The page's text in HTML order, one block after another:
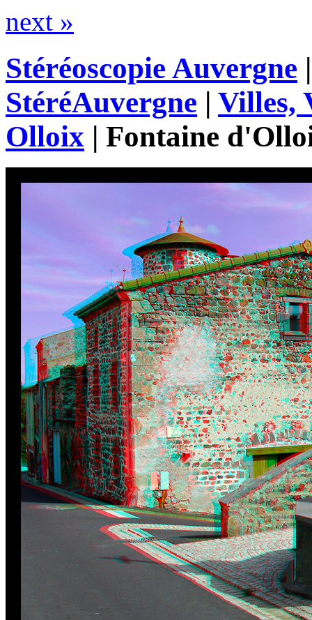
next »
Stéréoscopie Auvergne
StéréAuvergne | Villes,
Olloix | Fontaine